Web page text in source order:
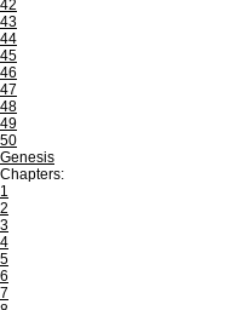
42
43
44
45
46
47
48
49
50
Genesis
Chapters:
1
2
3
4
5
6
7